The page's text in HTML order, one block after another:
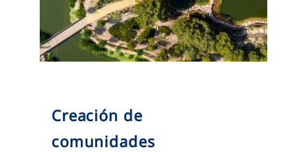
Creación de
comunidades